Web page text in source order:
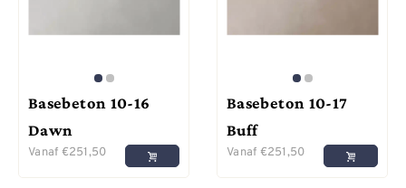
Basebeton 10-16
Dawn
Vanaf €251,50
Basebeton 10-17
Buff
Vanaf €251,50